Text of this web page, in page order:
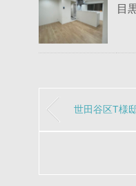
目
世田谷区T様